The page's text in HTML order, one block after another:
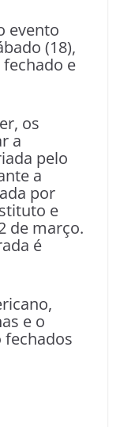
evento
(18),
fechado e
os
a
pelo
a
por
e
de março.
é
e o
fechados